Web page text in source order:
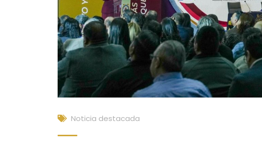
Noticia destacada